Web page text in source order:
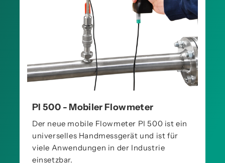
PI 500 - Mobiler Flowmeter
Der neue mobile Flowmeter PI 500 ist ein
universelles Handmessgerät und ist für
viele Anwendungen in der Industrie
einsetzbar.